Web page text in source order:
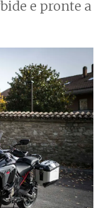
e pronte a